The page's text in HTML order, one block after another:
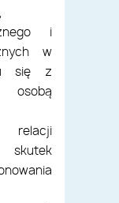
i
w
się z
relacji